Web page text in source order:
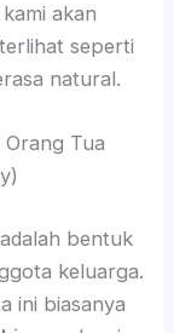
akan
seperti
natural.
Tua
bentuk
keluarga.
ini biasanya